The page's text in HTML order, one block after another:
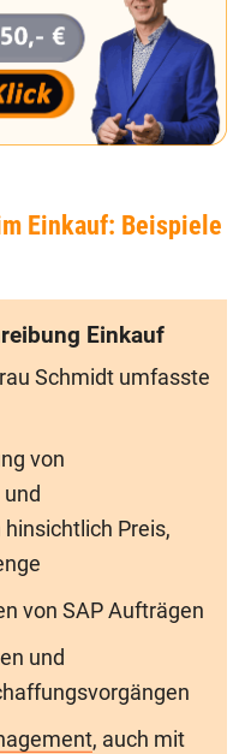
Einkauf: Beispiele
Einkauf
Schmidt umfasste
von
Preis,
von SAP Aufträgen
und
, auch mit